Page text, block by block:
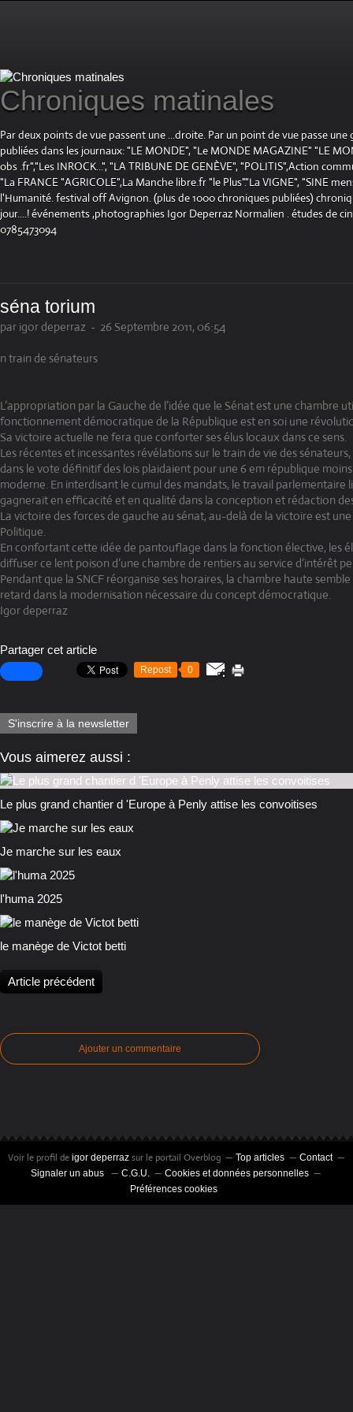
Chroniques matinales
Par deux points de vue passent une ...droite. Par un point de vue passe
publiées dans les journaux: "LE MONDE", "Le MONDE MAGAZINE" "LE
obs .fr","Les INROCK...", "LA TRIBUNE DE GENÈVE", "POLITIS",Action
"La FRANCE "AGRICOLE",La Manche libre.fr "le Plus"."La VIGNE", "SINE
l'Humanité. festival off Avignon. (plus de 1000 chroniques publiées)
jour....! événements ,photographies Igor Deperraz Normalien . études de
0785473094
séna torium
par igor deperraz - 26 Septembre 2011, 06:54
n train de sénateurs
L’appropriation par la Gauche de l’idée que le Sénat est une chambre
fonctionnement démocratique de la République est en soi une
Sa victoire actuelle ne fera que conforter ses élus locaux dans ce sens.
Les récentes et incessantes révélations sur le train de vie des
dans le vote définitif des lois plaidaient pour une 6 em république
moderne. En interdisant le cumul des mandats, le travail parlementaire
gagnerait en efficacité et en qualité dans la conception et rédaction
La victoire des forces de gauche au sénat, au-delà de la victoire est
Politique.
En confortant cette idée de pantouflage dans la fonction élective, les
diffuser ce lent poison d’une chambre de rentiers au service d’intérêt
Pendant que la SNCF réorganise ses horaires, la chambre haute
retard dans la modernisation nécessaire du concept démocratique.
Igor deperraz
Partager cet article
Repost 0
S'inscrire à la newsletter
Vous aimerez aussi :
Le plus grand chantier d 'Europe à Penly attise les convoitises
Je marche sur les eaux
l'huma 2025
le manège de Victot betti
Article précédent
Ajouter un commentaire
Voir le profil de igor deperraz sur le portail Overblog Top articles
Contact
Signaler un abus
C.G.U.
Cookies et données personnelles
Préférences cookies